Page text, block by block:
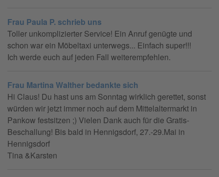
Frau Paula P. schrieb uns
Toller unkomplizierter Service! Ein Anruf genügte und
schon war ein Möbeltaxi unterwegs... Einfach super!!!
Ich werde euch auf jeden Fall weiterempfehlen.
Frau Martina Walther bedankte sich
Hi Claus! Du hast uns am Sonntag wirklich gerettet, sonst
würden wir jetzt immer noch auf dem Mittelaltermarkt in
Pankow festsitzen ;) Vielen Dank auch für die Gratis-
Beschallung! Bis bald in Hennigsdorf, 27.-29.Mai in
Hennigsdorf
Tina &Karsten